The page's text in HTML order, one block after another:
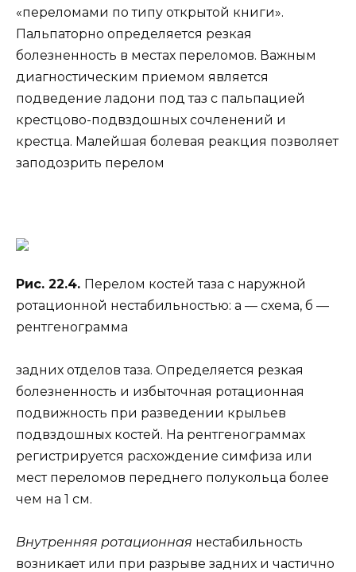
«переломами по типу открытой книги».
Пальпаторно определяется резкая
болезненность в местах переломов. Важным
диагностическим приемом является
подведение ладони под таз с пальпацией
крестцово-подвздошных сочленений и
крестца. Малейшая болевая реакция позволяет
заподозрить перелом
Рис. 22.4. Перелом костей таза с наружной
ротационной нестабильностью: а — схема, б —
рентгенограмма
задних отделов таза. Определяется резкая
болезненность и избыточная ротационная
подвижность при разведении крыльев
подвздошных костей. На рентгенограммах
регистрируется расхождение симфиза или
мест переломов переднего полукольца более
чем на 1 см.
Внутренняя ротационная нестабильность
возникает или при разрыве задних и частично